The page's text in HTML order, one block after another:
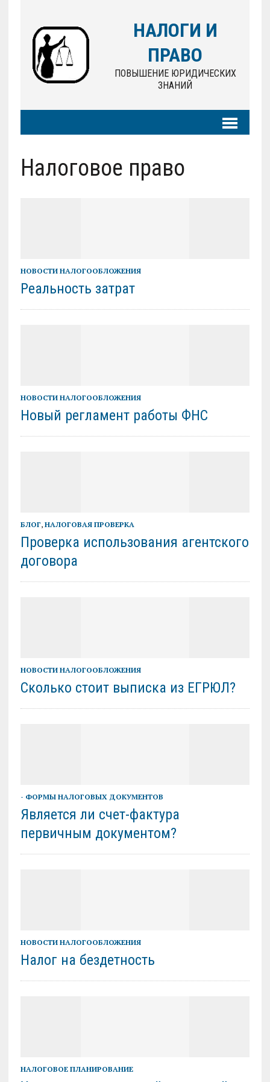
НАЛОГИ И
ПРАВО
ПОВЫШЕНИЕ ЮРИДИЧЕСКИХ
ЗНАНИЙ
Налоговое право
НОВОСТИ НАЛОГООБЛОЖЕНИЯ
Реальность затрат
НОВОСТИ НАЛОГООБЛОЖЕНИЯ
Новый регламент работы ФНС
БЛОГ, НАЛОГОВАЯ ПРОВЕРКА
Проверка использования агентского
договора
НОВОСТИ НАЛОГООБЛОЖЕНИЯ
Сколько стоит выписка из ЕГРЮЛ?
- ФОРМЫ НАЛОГОВЫХ ДОКУМЕНТОВ
Является ли счет-фактура
первичным документом?
НОВОСТИ НАЛОГООБЛОЖЕНИЯ
Налог на бездетность
НАЛОГОВОЕ ПЛАНИРОВАНИЕ